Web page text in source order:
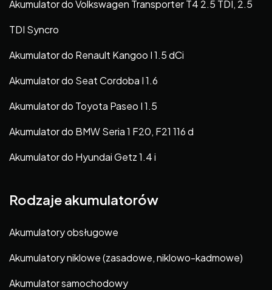
Akumulator do Volkswagen Transporter T4 2.5 TDI, 2.5
TDI Syncro
Akumulator do Renault Kangoo I 1.5 dCi
Akumulator do Seat Cordoba I 1.6
Akumulator do Toyota Paseo I 1.5
Akumulator do BMW Seria 1 F20, F21 116 d
Akumulator do Hyundai Getz 1.4 i
Rodzaje akumulatorów
Akumulatory obsługowe
Akumulatory niklowe (zasadowe, niklowo-kadmowe)
Akumulator samochodowy